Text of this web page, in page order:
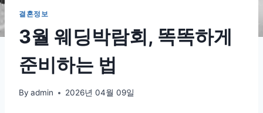
결혼정보
3월 웨딩박람회, 똑똑하게
준비하는 법
By admin 2026년 04월 09일